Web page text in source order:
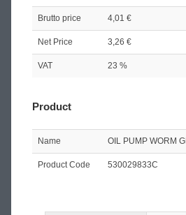
Brutto price 4,01 €
Net Price 3,26 €
VAT 23 %
Product
Name OIL PUMP WORM
Product Code 530029833C